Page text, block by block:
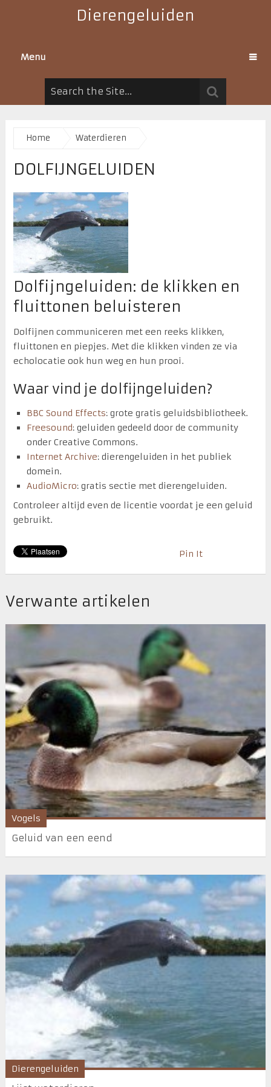
Dierengeluiden
Menu
Home Waterdieren
DOLFIJNGELUIDEN
Dolfijngeluiden: de klikken en
fluittonen beluisteren
Dolfijnen communiceren met een reeks klikken,
fluittonen en piepjes. Met die klikken vinden ze via
echolocatie ook hun weg en hun prooi.
Waar vind je dolfijngeluiden?
BBC Sound Effects: grote gratis geluidsbibliotheek.
Freesound: geluiden gedeeld door de community
onder Creative Commons.
Internet Archive: dierengeluiden in het publiek
domein.
AudioMicro: gratis sectie met dierengeluiden.
Controleer altijd even de licentie voordat je een geluid
gebruikt.
Pin It
Verwante artikelen
Vogels
Geluid van een eend
Dierengeluiden